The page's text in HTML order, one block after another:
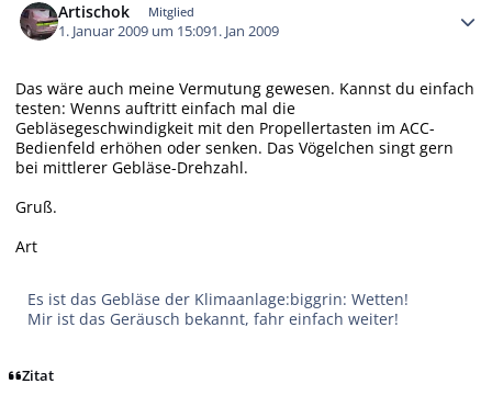
Artischok Mitglied
1. Januar 2009 um 15:091. Jan 2009
Das wäre auch meine Vermutung gewesen. Kannst du einfach
testen: Wenns auftritt einfach mal die
Gebläsegeschwindigkeit mit den Propellertasten im ACC-
Bedienfeld erhöhen oder senken. Das Vögelchen singt gern
bei mittlerer Gebläse-Drehzahl.
Gruß.
Art
Es ist das Gebläse der Klimaanlage:biggrin: Wetten!
Mir ist das Geräusch bekannt, fahr einfach weiter!
Zitat